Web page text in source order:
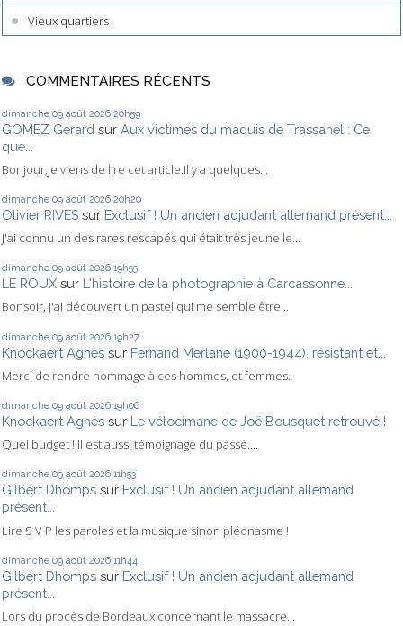
Vieux quartiers
COMMENTAIRES RÉCENTS
dimanche 09 août 2026 20h59
GOMEZ Gérard sur Aux victimes du maquis de Trassanel : Ce
que...
Bonjour,Je viens de lire cet article.Il y a quelques...
dimanche 09 août 2026 20h20
Olivier RIVES sur Exclusif ! Un ancien adjudant allemand présent...
J'ai connu un des rares rescapés qui était très jeune le...
dimanche 09 août 2026 19h55
LE ROUX sur L'histoire de la photographie à Carcassonne...
Bonsoir, j'ai découvert un pastel qui me semble être...
dimanche 09 août 2026 19h27
Knockaert Agnès sur Fernand Merlane (1900-1944), résistant et...
Merci de rendre hommage à ces hommes, et femmes.
dimanche 09 août 2026 19h06
Knockaert Agnès sur Le vélocimane de Joë Bousquet retrouvé !
Quel budget ! Il est aussi témoignage du passé....
dimanche 09 août 2026 11h53
Gilbert Dhomps sur Exclusif ! Un ancien adjudant allemand
présent...
Lire S V P les paroles et la musique sinon pléonasme !
dimanche 09 août 2026 11h44
Gilbert Dhomps sur Exclusif ! Un ancien adjudant allemand
présent...
Lors du procès de Bordeaux concernant le massacre...